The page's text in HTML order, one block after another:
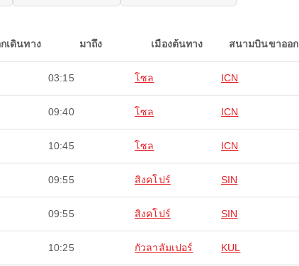
เดินทาง มาถึง เมืองต้นทาง สนามบินขาออก
03:15 โซล ICN
09:40 โซล ICN
10:45 โซล ICN
09:55 สิงคโปร์ SIN
09:55 สิงคโปร์ SIN
10:25 กัวลาลัมเปอร์ KUL